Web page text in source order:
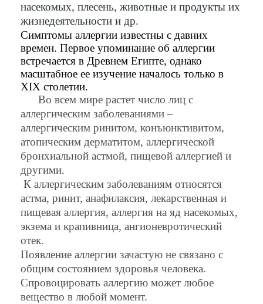
насекомых, плесень, животные и продукты их
жизнедеятельности и др.
Симптомы аллергии известны с давних
времен. Первое упоминание об аллергии
встречается в Древнем Египте, однако
масштабное ее изучение началось только в
XIX столетии.
Во всем мире растет число лиц с
аллергическим заболеваниями –
аллергическим ринитом, конъюнктивитом,
атопическим дерматитом, аллергической
бронхиальной астмой, пищевой аллергией и
другими.
К аллергическим заболеваниям относятся
астма, ринит, анафилаксия, лекарственная и
пищевая аллергия, аллергия на яд насекомых,
экзема и крапивница, ангионевротический
отек.
Появление аллергии зачастую не связано c
общим состоянием здоровья человека.
Спровоцировать аллергию может любое
вещество в любой момент.